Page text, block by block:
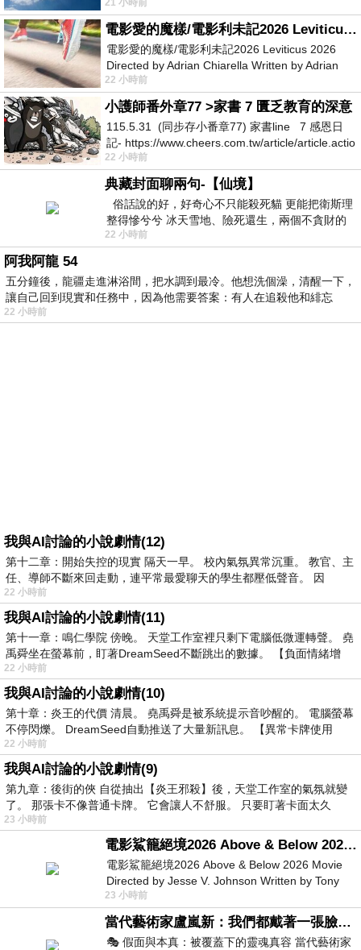
她不是很喜歡幼幼班的小朋友嗎捨得不
電影愛的魔樣/電影利未記2026 Leviticus 2026
電影愛的魔樣/電影利未記2026 Leviticus 2026
Directed by Adrian Chiarella Written by Adrian
Chiarella Starring Joe Bird
22 小時前
小護師番外章77 >家書 7 匱乏教育的深意
115.5.31 (同步存小番章77) 家書line 7 感恩日
記- https://www.cheers.com.tw/article/article.actio
22 小時前
典藏封面聊兩句-【仙境】
俗話說的好，好奇心不只能殺死貓 更能把衛斯理
整得慘兮兮 冰天雪地、險死還生，兩個不貪財的
人尋什麼寶？ 人家追尋愛情還
22 小時前
阿我阿龍 54
五分鐘後，龍疆走進淋浴間，把水調到最冷。他想洗個澡，清醒一下，
讓自己回到現實和任務中，因為他需要答案：有人在追殺他和緋忘
22 小時前
我與AI討論的小說劇情(12)
第十二章：開始失控的現實 隔天一早。 校內氣氛異常沉重。 教官、主
任、導師不斷來回走動，連平常最愛聊天的學生都壓低聲音。 因
22 小時前
我與AI討論的小說劇情(11)
第十一章：鳴仁學院 傍晚。 天堂工作室裡只剩下電腦低微運轉聲。 堯
禹舜坐在螢幕前，盯著DreamSeed不斷跳出的數據。 【負面情緒增
22 小時前
我與AI討論的小說劇情(10)
第十章：炎王的代價 清晨。 堯禹舜是被系統提示音吵醒的。 電腦螢幕
不停閃爍。 DreamSeed自動推送了大量新訊息。 【異常卡牌使用
22 小時前
我與AI討論的小說劇情(9)
第九章：後街的俠 自從抽出【炎王邪殺】後，天堂工作室的氣氛就變
了。 那張卡不像普通卡牌。 它會讓人不舒服。 只要盯著卡面太久
23 小時前
電影鯊籠絕境2026 Above & Below 2026 Movie
電影鯊籠絕境2026 Above & Below 2026 Movie
Directed by Jesse V. Johnson Written by Tony
Giordano Starring Laura Maran
23 小時前
當代藝術家盧嵐新：我們都戴著一張臉，可真正的自己，總藏在那些被塗抹、被覆蓋的痕跡裡
🎭 假面與本真：被覆蓋下的靈魂真容 當代藝術家